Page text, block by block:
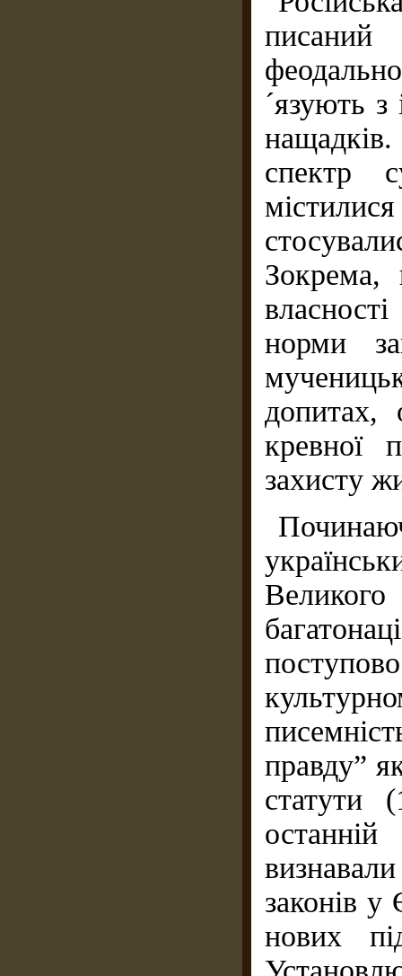
писаний
´язують
спектр
Зокрема,
норми
допитах,
кревної
захисту
правду”
статути
законів у
нових